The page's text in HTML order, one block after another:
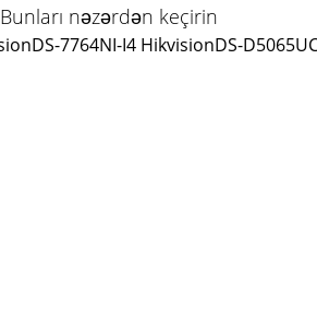
Bunları nəzərdən keçirin
DS-7764NI-I4 HikvisionDS-